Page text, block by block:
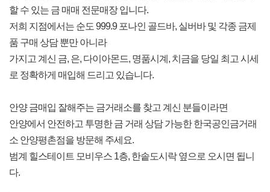
할 수 있는 금 매매 전문매장 입니다.
저희 지점에서는 순도 999.9 포나인 골드바, 실버바 및 각종 금제
품 구매 상담 뿐만 아니라
가지고 계신 금, 은, 다이아몬드, 명품시계, 치금을 당일 최고 시세
로 정확하게 매입해 드리고 있습니다.
안양 금매입 잘해주는 금거래소를 찾고 계신 분들이라면
안양에서 안전하고 투명한 금 거래 상담 가능한 한국공인금거래
소 안양평촌점을 방문해 주세요.
범계 힐스테이트 모비우스 1층, 한솥도시락 옆으로 오시면 됩니
다.